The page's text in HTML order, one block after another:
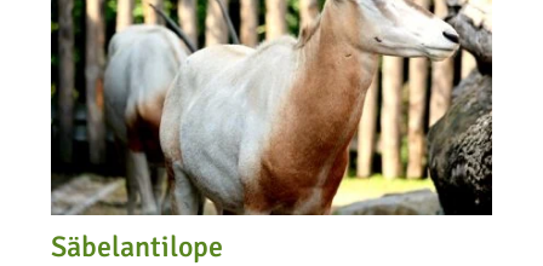
Säbelantilope